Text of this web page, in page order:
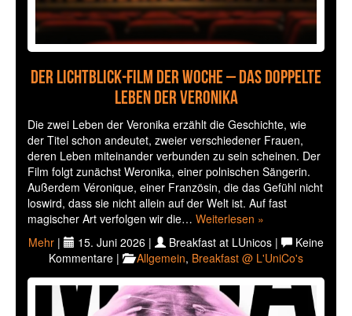
Der Lichtblick-Film der Woche – Das Doppelte
Leben der Veronika
Die zwei Leben der Veronika erzählt die Geschichte, wie
der Titel schon andeutet, zweier verschiedener Frauen,
deren Leben miteinander verbunden zu sein scheinen. Der
Film folgt zunächst Weronika, einer polnischen Sängerin.
Außerdem Véronique, einer Französin, die das Gefühl nicht
loswird, dass sie nicht allein auf der Welt ist. Auf fast
magischer Art verfolgen wir die… Weiterlesen »
Mehr | 15. Juni 2026 | Breakfast at LUnicos |
Keine
Kommentare |
Allgemein, Breakfast @ L'UniCo's